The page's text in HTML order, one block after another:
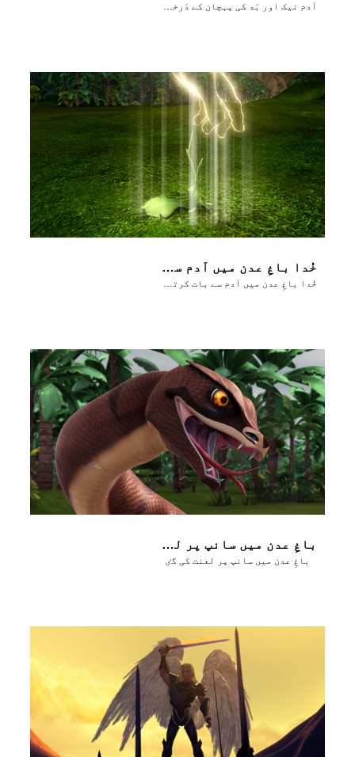
آدم نیک اور بَد کی پہچان کے دَرخت کا پھَل کھاتا ہے
خُدا باغِ عدن میں آدم سے بات کرتا ہے
خُدا باغِ عدن میں آدم سے بات کرتا ہے
باغِ عدن میں سانپ پر لعنت کی گٸ
باغِ عدن میں سانپ پر لعنت کی گٸ